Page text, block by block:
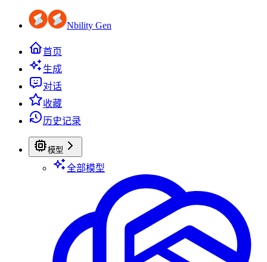
Nbility Gen
首页
生成
对话
收藏
历史记录
模型
全部模型